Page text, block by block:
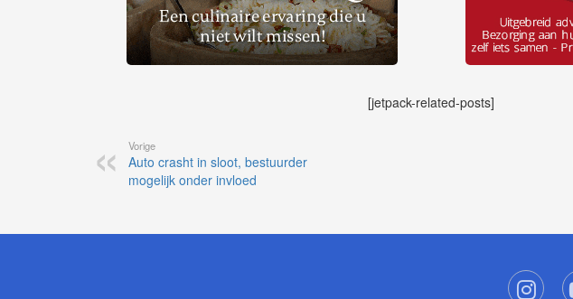
[jetpack-related-posts]
Vorige
Auto crasht in sloot, bestuurder
mogelijk onder invloed